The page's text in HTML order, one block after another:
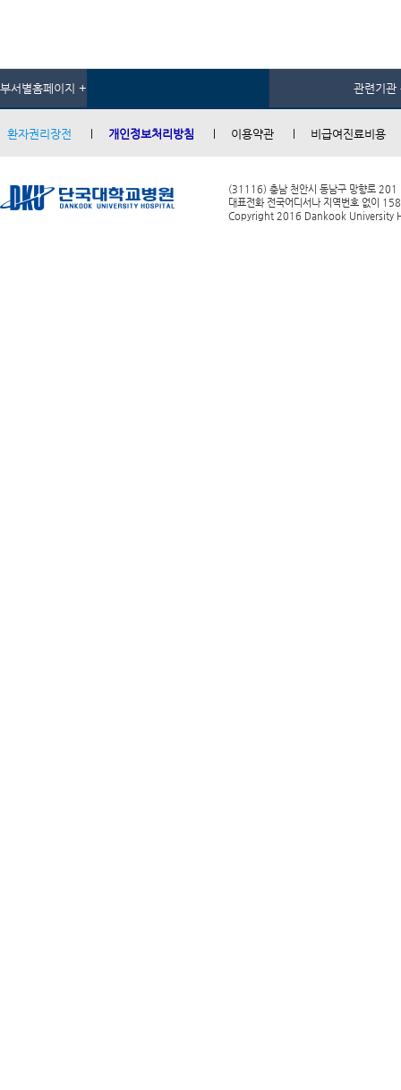
부서별홈페이지 + 관련기관
환자권리장전 개인정보처리방침 이용약관 비급여진료비용
(31116) 충남 천안시 동남구 망향로 201
대표전화 전국어디서나 지역번호 없이
Copyright 2016 Dankook University